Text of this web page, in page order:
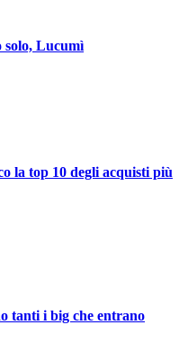
solo, Lucumì
la top 10 degli acquisti più
tanti i big che entrano